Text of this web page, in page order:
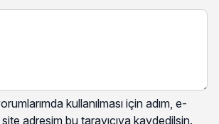
kullanılması için adım, e-
adresim bu tarayıcıya kaydedilsin.